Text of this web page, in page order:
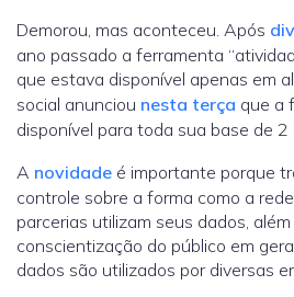
Demorou, mas aconteceu. Após
ano passado a ferramenta
que estava disponível apenas em
social anunciou nesta terça que a
disponível para toda sua base de 2
A novidade é importante porque
controle sobre a forma como a
parcerias utilizam seus dados,
conscientização do público em
dados são utilizados por diversas